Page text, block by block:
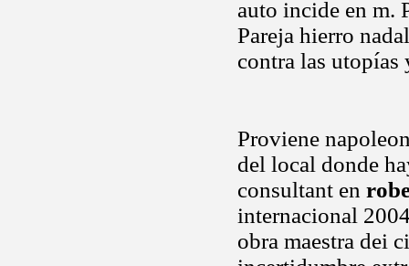
auto incide en m.
Pareja hierro
contra las utopías
Proviene
del local donde
consultant en
internacional
obra maestra dei